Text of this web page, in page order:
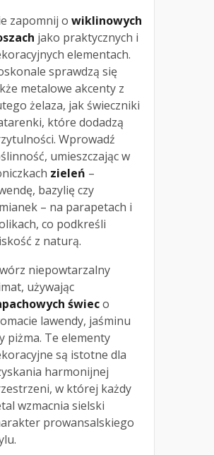
zapomnij o wiklinowych
jako praktycznych i
elementach.
sprawdzą się
metalowe akcenty z
żelaza, jak świeczniki
które dodadzą
Wprowadź
umieszczając w
zieleń –
bazylię czy
– na parapetach i
co podkreśli
z naturą.
niepowtarzalny
używając
świeco
lawendy, jaśminu
piżma. Te elementy
są istotne dla
harmonijnej
w której każdy
wzmacnia sielski
prowansalskiego